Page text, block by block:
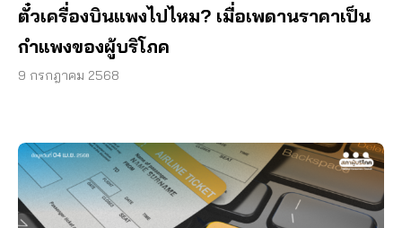
ตั๋วเครื่องบินแพงไปไหม? เมื่อเพดานราคาเป็น
กำแพงของผู้บริโภค
9 กรกฎาคม 2568